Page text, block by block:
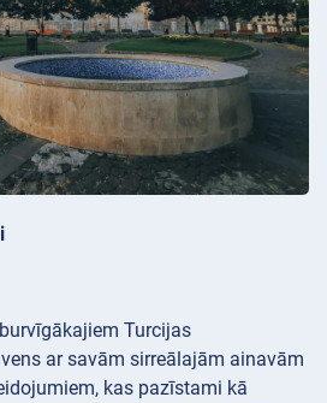
Turcijas
ar savām sirreālajām ainavām
kas pazīstami kā